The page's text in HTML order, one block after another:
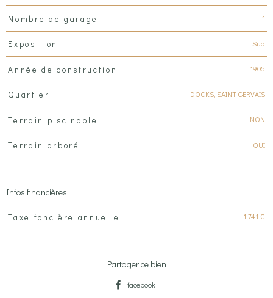
Nombre de garage 1
Exposition Sud
Année de construction 1905
Quartier DOCKS, SAINT GERVAIS
Terrain piscinable NON
Terrain arboré OUI
Infos financières
Caractéristiques Valeurs
Taxe foncière annuelle 1 741 €
Partager ce bien
facebook